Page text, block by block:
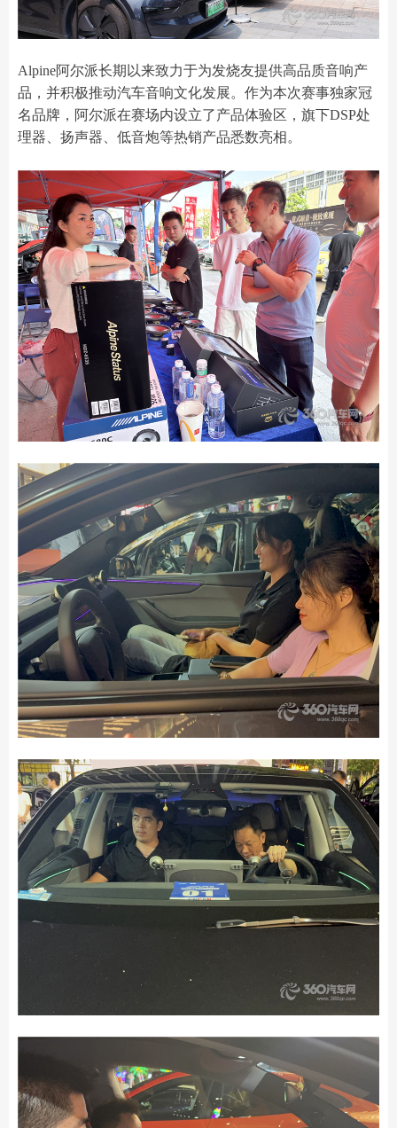
Alpine阿尔派长期以来致力于为发烧友提供高品质音响产
品，并积极推动汽车音响文化发展。作为本次赛事独家冠
名品牌，阿尔派在赛场内设立了产品体验区，旗下DSP处
理器、扬声器、低音炮等热销产品悉数亮相。